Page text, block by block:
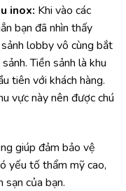
inox: Khi vào các
bạn đã nhìn thấy
lobby vô cùng bắt
Tiền sảnh là khu
tiên với khách hàng.
vực này nên được chú
giúp đảm bảo vệ
yếu tố thẩm mỹ cao,
sạn của bạn.